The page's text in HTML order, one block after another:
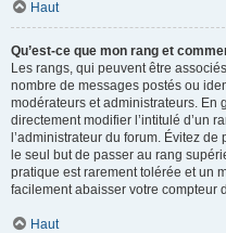
Haut
Qu’est-ce que mon rang et
Les rangs, qui peuvent être
nombre de messages postés ou
modérateurs et administrateurs. En
directement modifier l’intitulé d’un
l’administrateur du forum. Évitez
le seul but de passer au rang
pratique est rarement tolérée et un
facilement abaisser votre compteur
Haut